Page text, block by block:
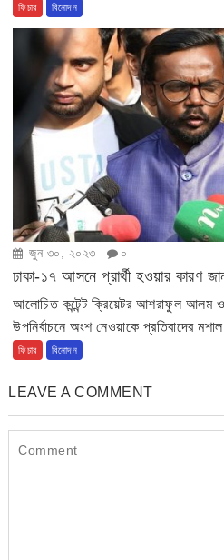
ফিচার বিনোদন
জুন ৩০, ২০২৩ ০
ঢাকা-১৭ আসনে প্রার্থী হওয়ার কারণ
আলোচিত কন্টেন্ট ক্রিয়েটর আশরাফুল
উপনির্বাচনে অংশ নেওয়াকে প্রতিবাদের
ফিচার বিনোদন
LEAVE A COMMENT